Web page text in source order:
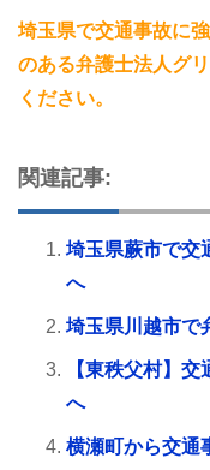
埼玉県で交通事故に
のある弁護士法人グ
ください。
関連記事:
埼玉県蕨市で交
へ
埼玉県川越市で
【東秩父村】
へ
横瀬町から交通